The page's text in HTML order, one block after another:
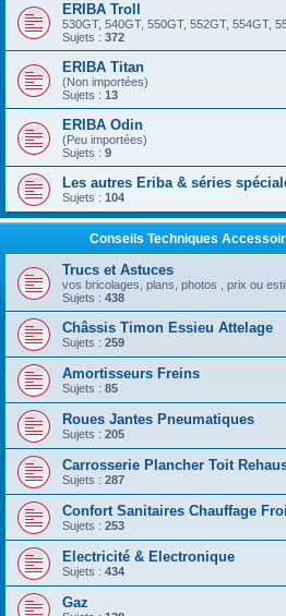
ERIBA Troll
530GT, 540GT, 550GT, 552GT, 554GT,
Sujets : 372
ERIBA Titan
(Non importées)
Sujets : 13
ERIBA Odin
(Peu importées)
Sujets : 9
Les autres Eriba & séries
Sujets : 104
Conseils Techniques
Trucs et Astuces
vos bricolages, plans, photos , prix ou
Sujets : 438
Châssis Timon Essieu Attelage
Sujets : 259
Amortisseurs Freins
Sujets : 85
Roues Jantes Pneumatiques
Sujets : 205
Carrosserie Plancher Toit
Sujets : 287
Confort Sanitaires Chauffage
Sujets : 253
Electricité & Electronique
Sujets : 434
Gaz